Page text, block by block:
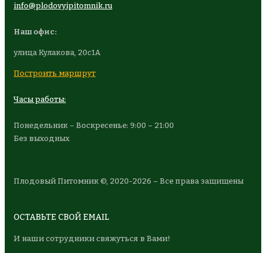
info@plodovyipitomnik.ru
Наш офис:
улица Кулакова, 20с1А
Построить маршрут
Часы работы:
Понедельник – Воскресенье: 9:00 – 21:00
Без выходных
Плодовый Питомник ©, 2020-2026 – Все права защищены
ОСТАВЬТЕ СВОЙ EMAIL
И наши сотрудники свяжуться в Вами!